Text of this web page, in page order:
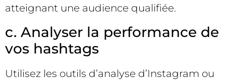
atteignant une audience qualifiée.
c. Analyser la performance de
vos hashtags
Utilisez les outils d’analyse d’Instagram ou